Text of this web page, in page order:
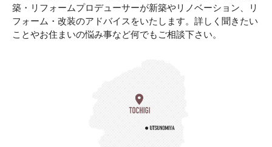
築・リフォームプロデューサーが新築やリノベーション、リ
フォーム・改装のアドバイスをいたします。詳しく聞きたい
ことやお住まいの悩み事など何でもご相談下さい。